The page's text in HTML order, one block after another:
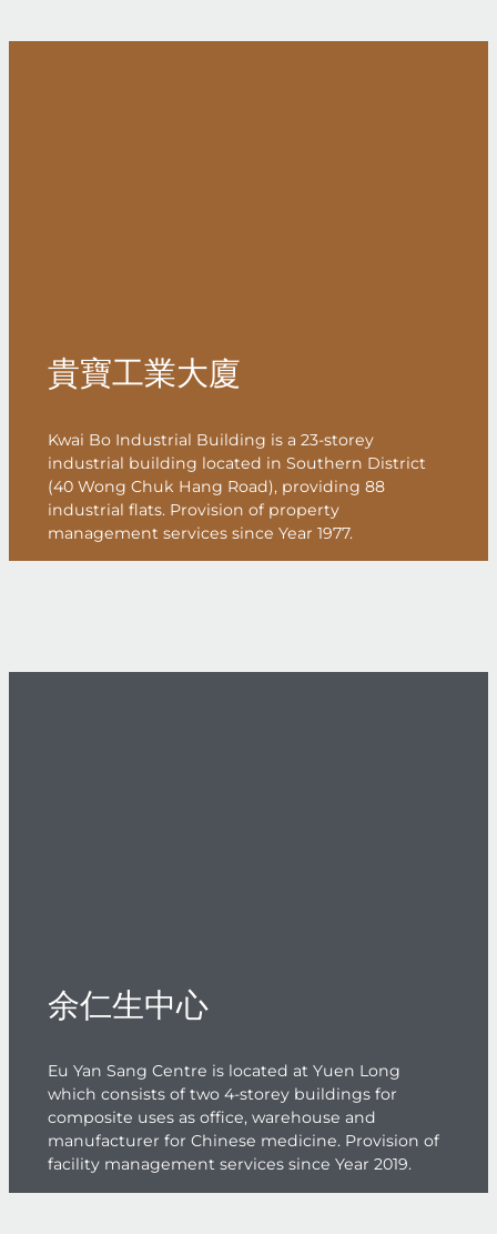
貴寶工業大廈
Kwai Bo Industrial Building is a 23-storey
industrial building located in Southern District
(40 Wong Chuk Hang Road), providing 88
industrial flats. Provision of property
management services since Year 1977.
余仁生中心
Eu Yan Sang Centre is located at Yuen Long
which consists of two 4-storey buildings for
composite uses as office, warehouse and
manufacturer for Chinese medicine. Provision of
facility management services since Year 2019.